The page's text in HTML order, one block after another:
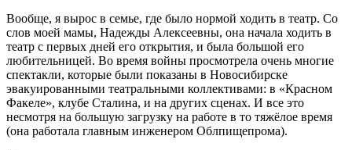
Вообще, я вырос в семье, где было нормой ходить в театр. Со
слов моей мамы, Надежды Алексеевны, она начала ходить в
театр с первых дней его открытия, и была большой его
любительницей. Во время войны просмотрела очень многие
спектакли, которые были показаны в Новосибирске
эвакуированными театральными коллективами: в «Красном
Факеле», клубе Сталина, и на других сценах. И все это
несмотря на большую загрузку на работе в то тяжёлое время
(она работала главным инженером Облпищепрома).